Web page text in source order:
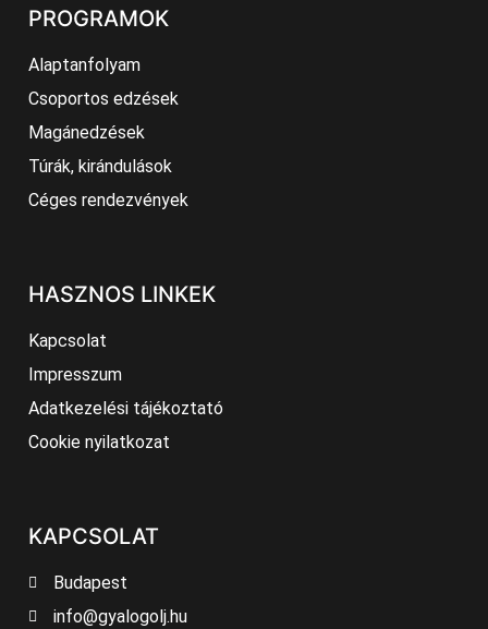
PROGRAMOK
Alaptanfolyam
Csoportos edzések
Magánedzések
Túrák, kirándulások
Céges rendezvények
HASZNOS LINKEK
Kapcsolat
Impresszum
Adatkezelési tájékoztató
Cookie nyilatkozat
KAPCSOLAT
Budapest
info@gyalogolj.hu